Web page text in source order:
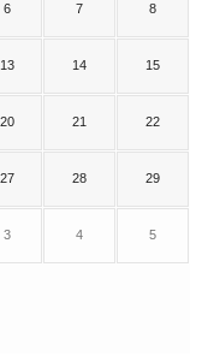
6 7 8
13 14 15
20 21 22
27 28 29
3 4 5